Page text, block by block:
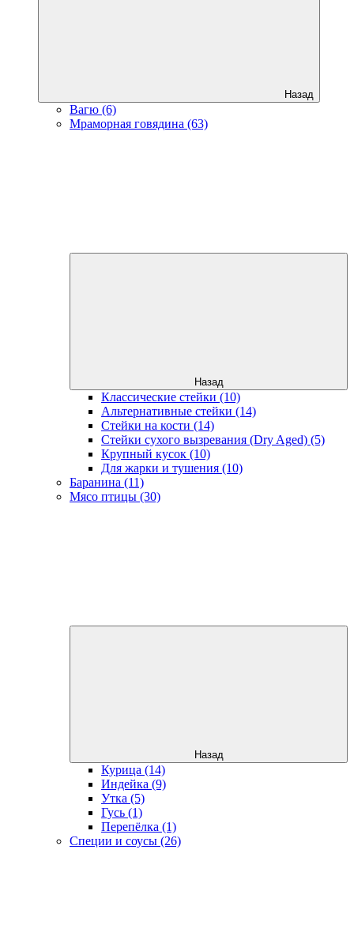
Назад
Вагю (6)
Мраморная говядина (63)
Назад
Классические стейки (10)
Альтернативные стейки (14)
Стейки на кости (14)
Стейки сухого вызревания (Dry Aged) (5)
Крупный кусок (10)
Для жарки и тушения (10)
Баранина (11)
Мясо птицы (30)
Назад
Курица (14)
Индейка (9)
Утка (5)
Гусь (1)
Перепёлка (1)
Специи и соусы (26)